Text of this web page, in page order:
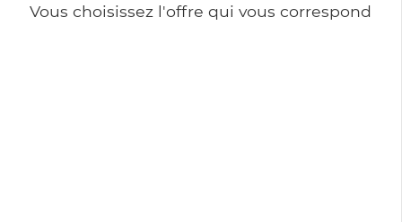
Vous choisissez l'offre qui vous correspond